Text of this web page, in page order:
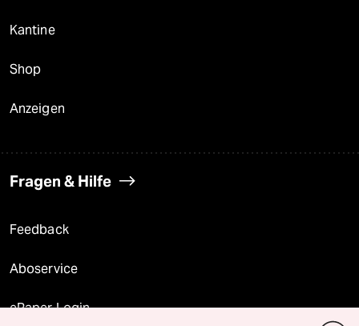
Kantine
Shop
Anzeigen
Fragen & Hilfe
Feedback
Aboservice
ePaper Login